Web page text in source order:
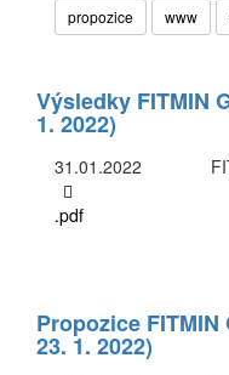
propozice www
Výsledky FITMIN
1. 2022)
31.01.2022
.pdf
Propozice FITMIN
23. 1. 2022)